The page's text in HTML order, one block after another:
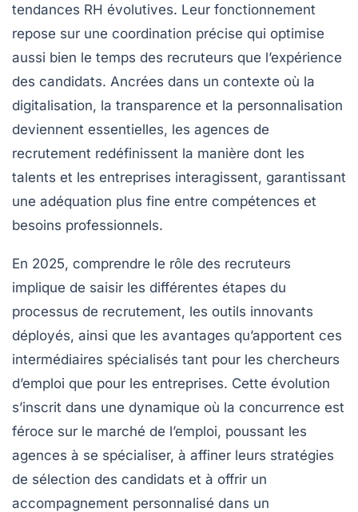
tendances RH évolutives. Leur fonctionnement
repose sur une coordination précise qui optimise
aussi bien le temps des recruteurs que l’expérience
des candidats. Ancrées dans un contexte où la
digitalisation, la transparence et la personnalisation
deviennent essentielles, les agences de
recrutement redéfinissent la manière dont les
talents et les entreprises interagissent, garantissant
une adéquation plus fine entre compétences et
besoins professionnels.
En 2025, comprendre le rôle des recruteurs
implique de saisir les différentes étapes du
processus de recrutement, les outils innovants
déployés, ainsi que les avantages qu’apportent ces
intermédiaires spécialisés tant pour les chercheurs
d’emploi que pour les entreprises. Cette évolution
s’inscrit dans une dynamique où la concurrence est
féroce sur le marché de l’emploi, poussant les
agences à se spécialiser, à affiner leurs stratégies
de sélection des candidats et à offrir un
accompagnement personnalisé dans un